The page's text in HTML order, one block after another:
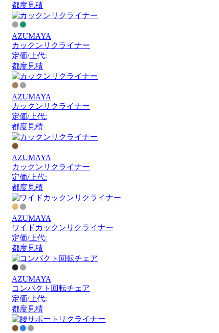
都度見積
AZUMAYA
カックンリクライナー
定価/上代:
都度見積
AZUMAYA
カックンリクライナー
定価/上代:
都度見積
AZUMAYA
カックンリクライナー
定価/上代:
都度見積
AZUMAYA
ワイドカックンリクライナー
定価/上代:
都度見積
AZUMAYA
コンパクト回転チェア
定価/上代:
都度見積